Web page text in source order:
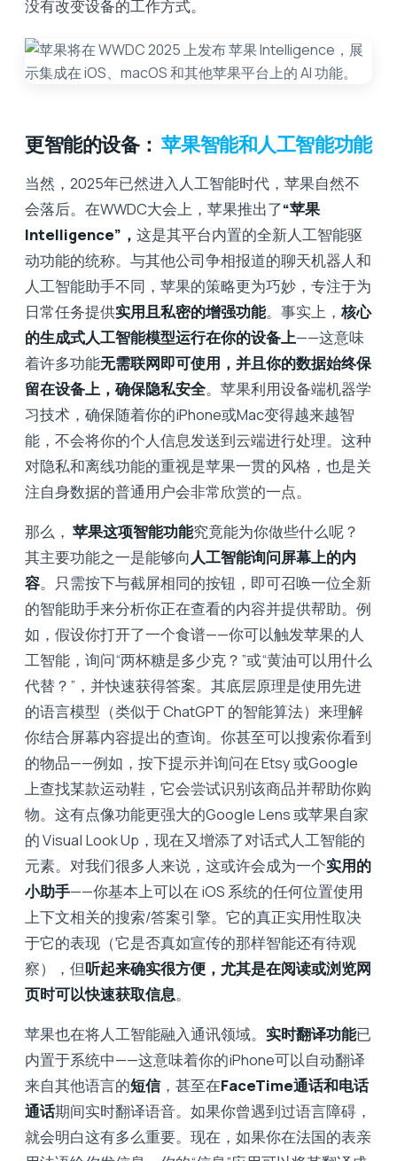
没有改变设备的工作方式。
更智能的设备：苹果智能和人工智能功能
当然，2025年已然进入人工智能时代，苹果自然不
会落后。在WWDC大会上，苹果推出了“苹果
Intelligence”， 这是其平台内置的全新人工智能驱
动功能的统称。与其他公司争相报道的聊天机器人和
人工智能助手不同，苹果的策略更为巧妙，专注于为
日常任务提供实用且私密的增强功能。事实上， 核心
的生成式人工智能模型运行在你的设备上——这意味
着许多功能无需联网即可使用，并且你的数据始终保
留在设备上，确保隐私安全。苹果利用设备端机器学
习技术，确保随着你的iPhone或Mac变得越来越智
能，不会将你的个人信息发送到云端进行处理。这种
对隐私和离线功能的重视是苹果一贯的风格，也是关
注自身数据的普通用户会非常欣赏的一点。
那么， 苹果这项智能功能究竟能为你做些什么呢？
其主要功能之一是能够向人工智能询问屏幕上的内
容。只需按下与截屏相同的按钮，即可召唤一位全新
的智能助手来分析你正在查看的内容并提供帮助。例
如，假设你打开了一个食谱——你可以触发苹果的人
工智能，询问“两杯糖是多少克？”或“黄油可以用什么
代替？”，并快速获得答案。其底层原理是使用先进
的语言模型（类似于 ChatGPT 的智能算法）来理解
你结合屏幕内容提出的查询。你甚至可以搜索你看到
的物品——例如，按下提示并询问在 Etsy 或Google
上查找某款运动鞋，它会尝试识别该商品并帮助你购
物。这有点像功能更强大的Google Lens 或苹果自家
的 Visual Look Up，现在又增添了对话式人工智能的
元素。对我们很多人来说，这或许会成为一个实用的
小助手——你基本上可以在 iOS 系统的任何位置使用
上下文相关的搜索/答案引擎。它的真正实用性取决
于它的表现（它是否真如宣传的那样智能还有待观
察），但听起来确实很方便，尤其是在阅读或浏览网
页时可以快速获取信息。
苹果也在将人工智能融入通讯领域。 实时翻译功能已
内置于系统中——这意味着你的iPhone可以自动翻译
来自其他语言的短信，甚至在FaceTime通话和电话
通话期间实时翻译语音。如果你曾遇到过语言障碍，
就会明白这有多么重要。现在，如果你在法国的表亲